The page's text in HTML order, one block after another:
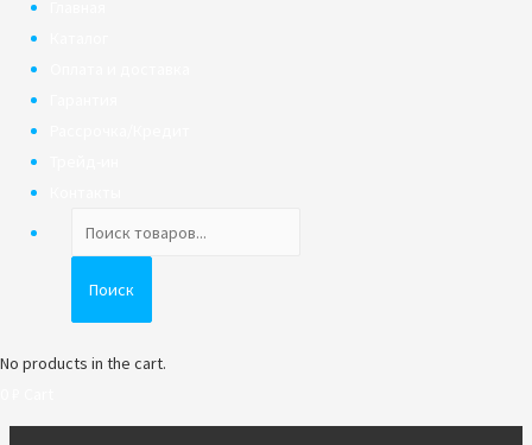
товаров
Поиск
No products in the cart.